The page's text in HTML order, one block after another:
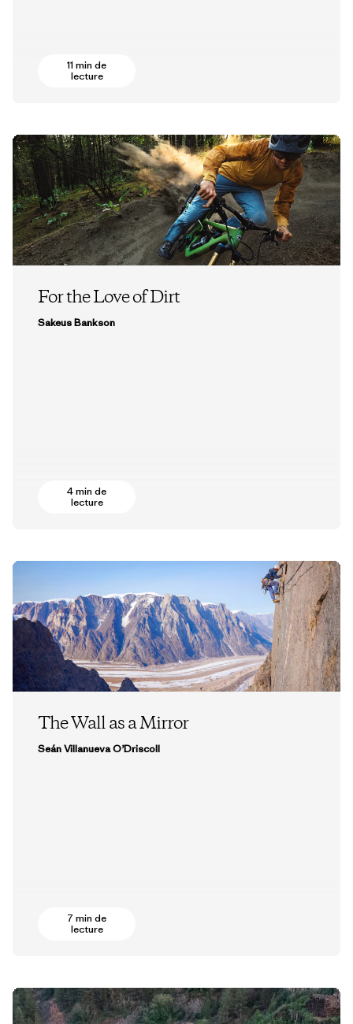
11 min de
lecture
For the Love of Dirt
Sakeus Bankson
4 min de
lecture
The Wall as a Mirror
Seán Villanueva O’Driscoll
7 min de
lecture